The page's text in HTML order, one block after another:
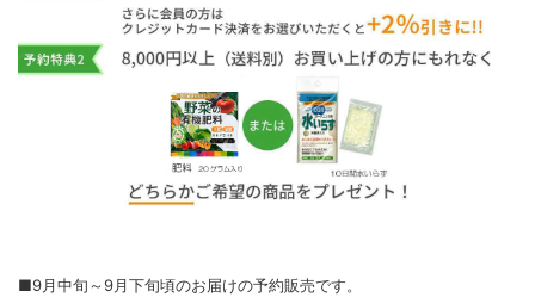
■9月中旬～9月下旬頃のお届けの予約販売です。